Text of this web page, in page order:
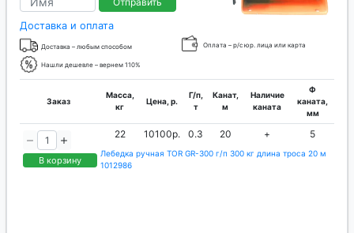
Доставка и оплата
Доставка – любым способом Оплата – р/с юр. лица или карта
Нашли дешевле – вернем 110%
Заказ
Масса,
кг
Цена, р.
Г/п,
т
Канат,
м
Наличие
каната
Ф
каната,
мм
В корзину
22 10100р. 0.3 20 + 5
Лебедка ручная TOR GR-300 г/п 300 кг длина троса 20 м
1012986